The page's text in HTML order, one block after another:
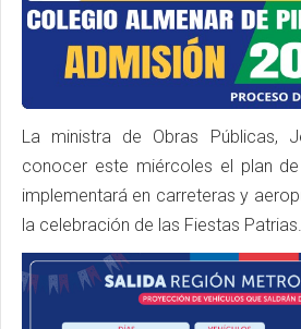
La ministra de Obras Públicas,
conocer este miércoles el plan
implementará en carreteras y
la celebración de las Fiestas Patrias.